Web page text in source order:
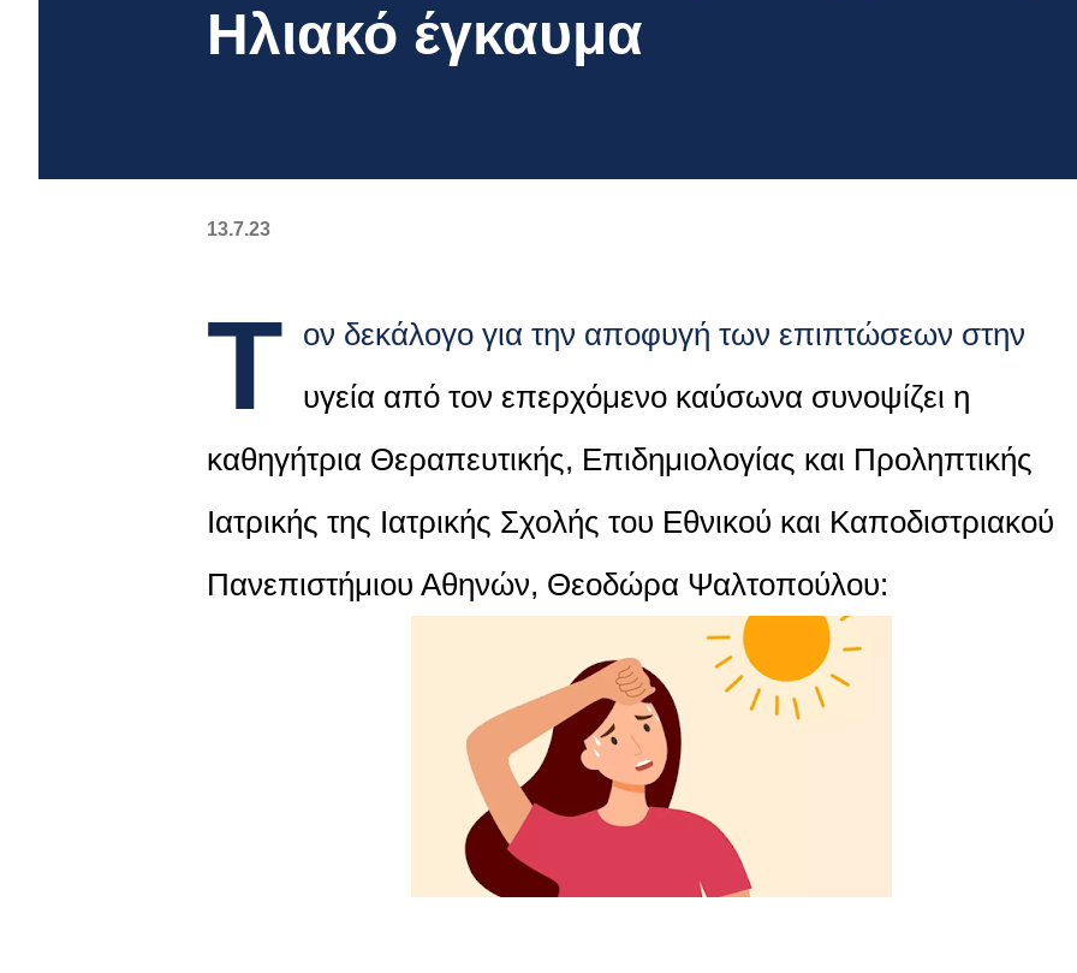
Ηλιακό έγκαυμα
13.7.23
Τ ον δεκάλογο για την αποφυγή των επιπτώσεων στην
υγεία από τον επερχόμενο καύσωνα συνοψίζει η
καθηγήτρια Θεραπευτικής, Επιδημιολογίας και Προληπτικής
Ιατρικής της Ιατρικής Σχολής του Εθνικού και Καποδιστριακού
Πανεπιστήμιου Αθηνών, Θεοδώρα Ψαλτοπούλου: